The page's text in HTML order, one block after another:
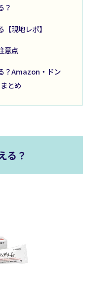
？
現地レポ】
意点
？Amazon・ドン
とめ
る？